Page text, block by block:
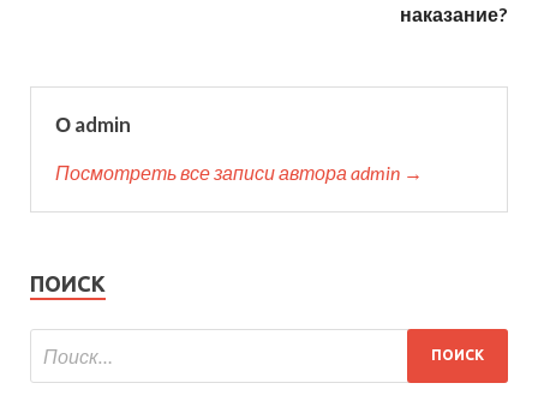
наказание?
О admin
Посмотреть все записи автора admin →
ПОИСК